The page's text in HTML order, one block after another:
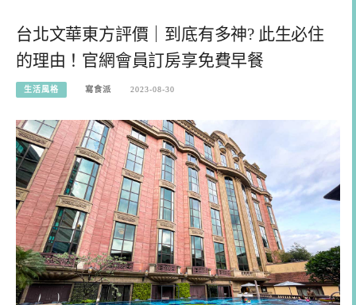
台北文華東方評價｜到底有多神? 此生必住
的理由！官網會員訂房享免費早餐
生活風格 寫食派 2023-08-30